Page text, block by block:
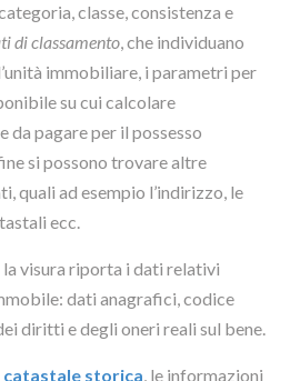
classe, consistenza e
di classamento, che individuano
immobiliare, i parametri per
su cui calcolare
da pagare per il possesso
si possono trovare altre
quali ad esempio l’indirizzo, le
ecc.
visura riporta i dati relativi
dati anagrafici, codice
diritti e degli oneri reali sul bene.
catastale storica, le informazioni